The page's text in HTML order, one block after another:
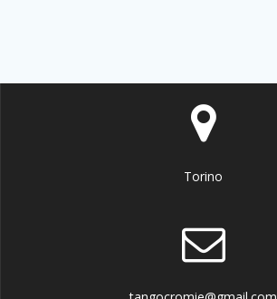
Torino